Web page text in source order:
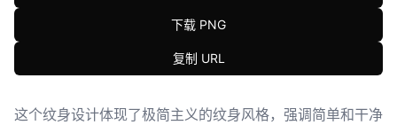
下载 PNG
复制 URL
这个纹身设计体现了极简主义的纹身风格，强调简单和干净